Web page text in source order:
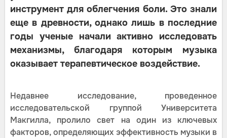
инструмент для облегчения боли. Это знали
еще в древности, однако лишь в последние
годы ученые начали активно исследовать
механизмы, благодаря которым музыка
оказывает терапевтическое воздействие.
Недавнее исследование, проведенное
исследовательской группой Университета
Макгилла, пролило свет на один из ключевых
факторов, определяющих эффективность музыки в